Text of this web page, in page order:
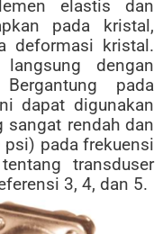
elastis dan
pada kristal,
deformasi kristal.
dengan
pada
dapat digunakan
sangat rendah dan
pada frekuensi
transduser
3, 4, dan 5.